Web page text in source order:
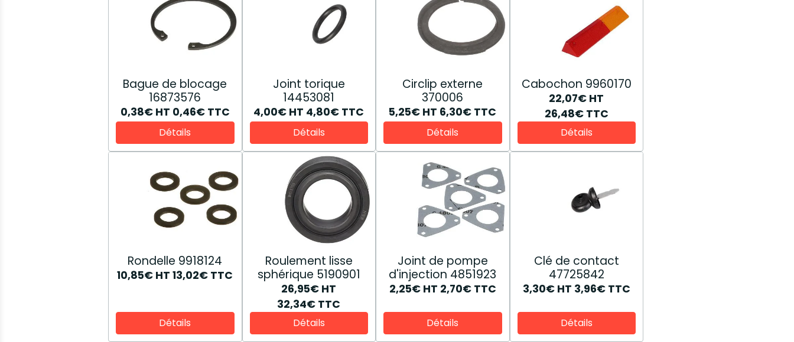
Bague de blocage
16873576
0,38€ HT 0,46€ TTC
Détails
Joint torique
14453081
4,00€ HT 4,80€ TTC
Détails
Circlip externe
370006
5,25€ HT 6,30€ TTC
Détails
Cabochon 9960170
22,07€ HT
26,48€ TTC
Détails
Rondelle 9918124
10,85€ HT 13,02€ TTC
Détails
Roulement lisse
sphérique 5190901
26,95€ HT
32,34€ TTC
Détails
Joint de pompe
d'injection 4851923
2,25€ HT 2,70€ TTC
Détails
Clé de contact
47725842
3,30€ HT 3,96€ TTC
Détails